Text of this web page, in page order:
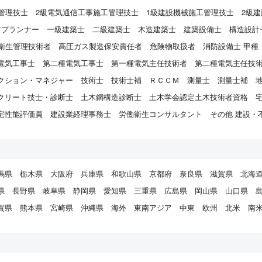
理技士
2級電気通信工事施工管理技士 1級建設機械施工管理技士
2級
ランナー
一級建築士 二級建築士 木造建築士 建築設備士
構造設
生管理技術者
高圧ガス製造保安責任者 危険物取扱者
消防設備士 甲種
気工事士
第二種電気工事士 第一種電気主任技術者
第二種電気主任技
ション・マネジャー
技術士 技術士補 ＲＣＣＭ 測量士 測量士補
リート技士・診断士
土木鋼構造診断士 土木学会認定土木技術者資格
性能評価員
建設業経理事務士 労働衛生コンサルタント その他 建設・
県 栃木県 大阪府 兵庫県 和歌山県 京都府 奈良県 滋賀県
北海
長野県 岐阜県 静岡県 愛知県 三重県 広島県 岡山県 山口県
県
熊本県 宮崎県 沖縄県 海外 東南アジア 中東 欧州 北米 南